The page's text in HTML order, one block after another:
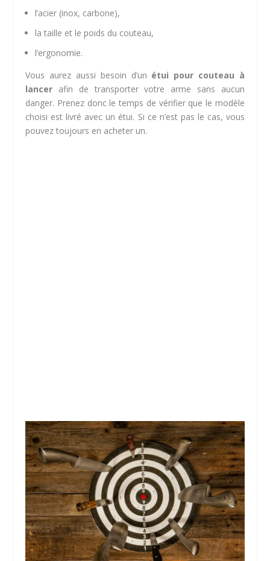
l’acier (inox, carbone),
la taille et le poids du couteau,
l’ergonomie.
Vous aurez aussi besoin d’un étui pour couteau à
lancer afin de transporter votre arme sans aucun
danger. Prenez donc le temps de vérifier que le modèle
choisi est livré avec un étui. Si ce n’est pas le cas, vous
pouvez toujours en acheter un.